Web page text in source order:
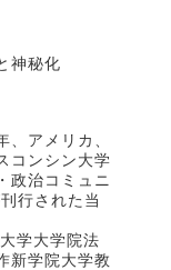
神秘化
アメリカ、
コンシン大学
政治コミュニ
行された当
学大学院法
新学院大学教